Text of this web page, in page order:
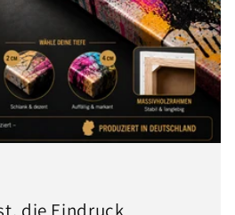
die Eindruck